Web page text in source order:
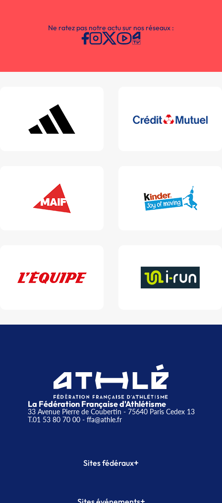
Ne ratez pas notre actu sur nos réseaux :
La Fédération Française d'Athlétisme
33 Avenue Pierre de Coubertin - 75640 Paris Cedex 13
T.01 53 80 70 00- ffa@athle.fr
Sites fédéraux+